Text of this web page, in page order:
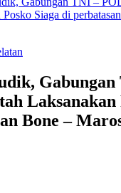
Posko Siaga di
Laksanakan
Bone –